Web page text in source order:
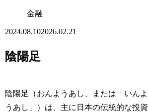
金融
2024.08.102026.02.21
陰陽足
陰陽足（おんようあし、または「いんよ
うあし」）は、主に日本の伝統的な投資